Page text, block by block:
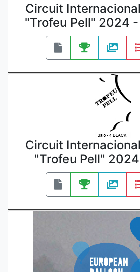
Circuit
"Trofeu Pell" 2024 -
Circuit
"Trofeu Pell"